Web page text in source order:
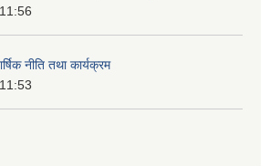
नीति तथा कार्यक्रम